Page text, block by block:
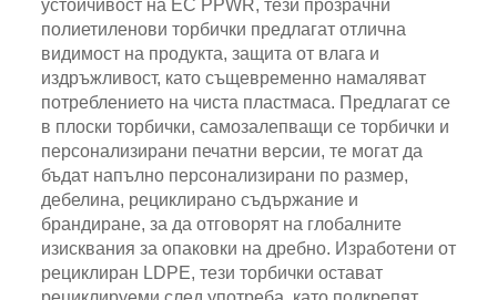
устойчивост на ЕС PPWR, тези прозрачни
полиетиленови торбички предлагат отлична
видимост на продукта, защита от влага и
издръжливост, като същевременно намаляват
потреблението на чиста пластмаса. Предлагат се
в плоски торбички, самозалепващи се торбички и
персонализирани печатни версии, те могат да
бъдат напълно персонализирани по размер,
дебелина, рециклирано съдържание и
брандиране, за да отговорят на глобалните
изисквания за опаковки на дребно. Изработени от
рециклиран LDPE, тези торбички остават